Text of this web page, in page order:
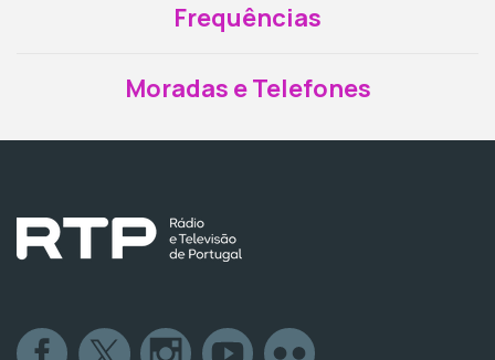
Frequências
Moradas e Telefones